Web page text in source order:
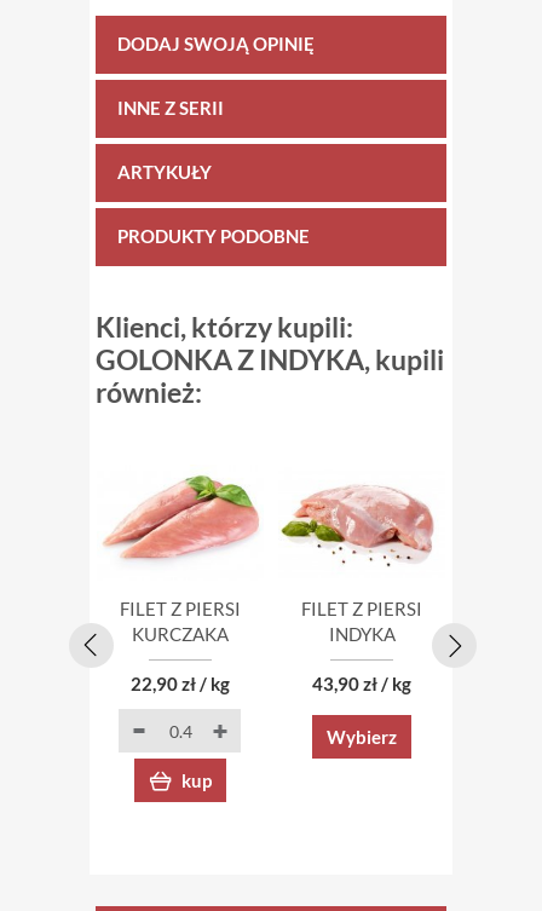
DODAJ SWOJĄ OPINIĘ
INNE Z SERII
ARTYKUŁY
PRODUKTY PODOBNE
Klienci, którzy kupili:
GOLONKA Z INDYKA, kupili
również:
FILET Z PIERSI
KURCZAKA
22,90 zł / kg
kup
FILET Z PIERSI
INDYKA
43,90 zł / kg
Wybierz